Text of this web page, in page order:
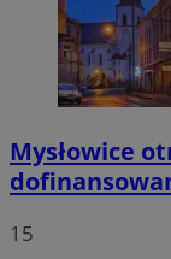
Mysłowice
15